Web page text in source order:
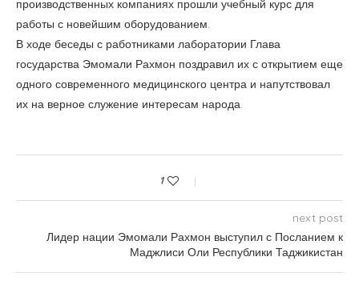
В ходе беседы с работниками лаборатории Глава
государства Эмомали Рахмон поздравил их с открытием еще
одного современного медицинского центра и напутствовал
их на верное служение интересам народа.
Лидер нации Эмомали Рахмон выступил с Посланием к
Маджлиси Оли Республики Таджикистан